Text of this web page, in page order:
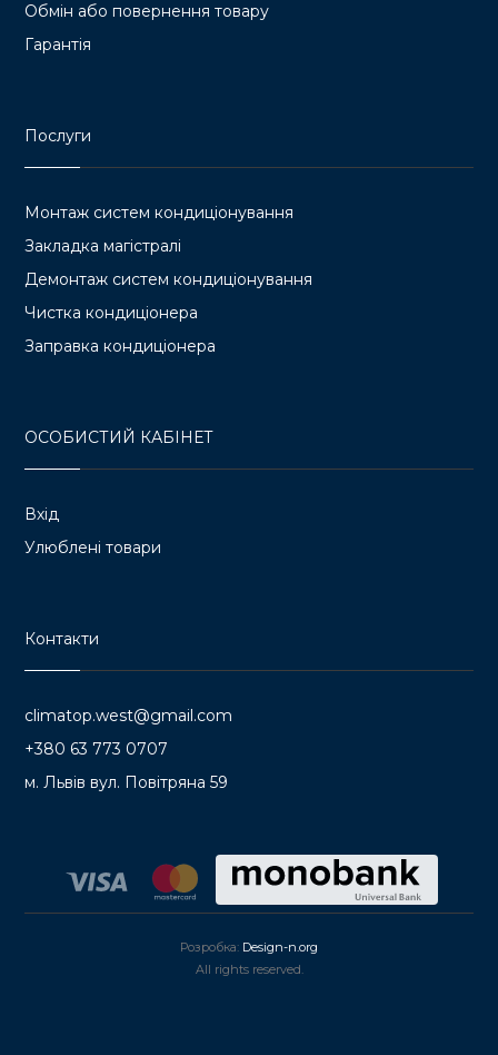
Обмін або повернення товару
Гарантія
Послуги
Монтаж систем кондиціонування
Закладка магістралі
Демонтаж систем кондиціонування
Чистка кондиціонера
Заправка кондиціонера
ОСОБИСТИЙ КАБІНЕТ
Вхід
Улюблені товари
Контакти
climatop.west@gmail.com
+380 63 773 0707
м. Львів вул. Повітряна 59
Розробка: Design-n.org
All rights reserved.